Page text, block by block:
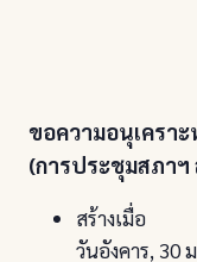
ขอความอนุเครา
(การประชุมสภาฯ
สร้างเมื่อ
วันอังคาร, 30